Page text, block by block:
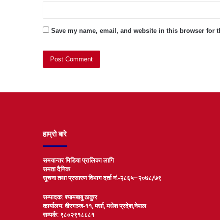
Save my name, email, and website in this browser for
हाम्रो बारे
समयान्तर मिडिया प्रालिका लागि
समता दैनिक
सूचना तथा प्रसारण विभाग दर्ता नं.-२८६५–२०७८/७९
सम्पादक: श्यामबाबु ठाकुर
कार्यालय: वीरगञ्ज-११, पर्सा, मधेश प्रदेश,नेपाल
सम्पर्क: ९८०२९१८८८१